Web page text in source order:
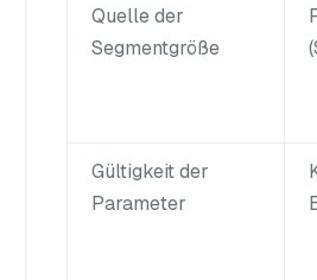
Quelle der
Segmentgröße
Gültigkeit der
Parameter